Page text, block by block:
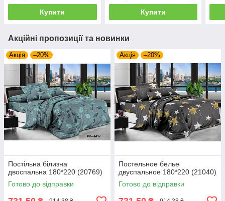
Купити Купити
Акційні пропозиції та новинки
Акція –20%
Постільна білизна
двоспальна 180*220 (20769)
Готово до відправки
Акція –20%
Постельное белье
двуспальное 180*220 (21040)
Готово до відправки